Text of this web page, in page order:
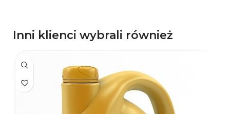
Inni klienci wybrali również